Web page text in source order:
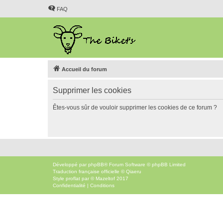
FAQ
Accueil du forum
Supprimer les cookies
Êtes-vous sûr de vouloir supprimer les cookies de ce forum ?
Développé par phpBB® Forum Software © phpBB Limited
Traduction française officielle ©Qiaeru
Style proflat par © Mazeltof 2017
Confidentialité | Conditions